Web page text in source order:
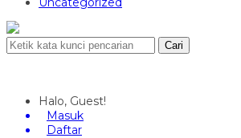
Cari
Halo, Guest!
Masuk
Daftar